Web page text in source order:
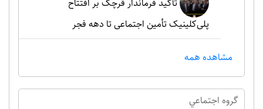
تأکید فرماندار قرچک بر افتتاح
پلی‌کلینیک تأمین اجتماعی تا دهه فجر
مشاهده همه
گروه اجتماعي